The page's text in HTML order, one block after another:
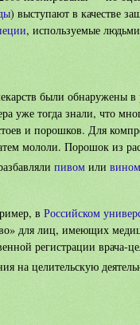
) выступают в качестве
, используемые
были обнаружены
уже тогда знали, что
и порошков. Для
мололи. Порошок из
пивом или вином
в Российском
для лиц, имеющих
регистрации врача-
на целительскую